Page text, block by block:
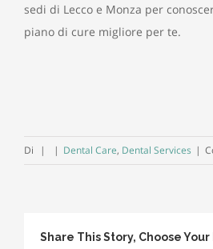
sedi di Lecco e Monza per
piano di cure migliore per te.
Di | | Dental Care, Dental Services |
Share This Story, Choose